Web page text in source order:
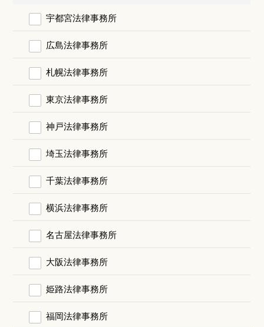
宇都宮法律事務所
広島法律事務所
札幌法律事務所
東京法律事務所
神戸法律事務所
埼玉法律事務所
千葉法律事務所
横浜法律事務所
名古屋法律事務所
大阪法律事務所
姫路法律事務所
福岡法律事務所